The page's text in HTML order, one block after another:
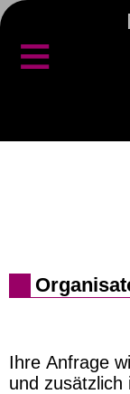
≡
Ihre Anfrage
und zusätzlich